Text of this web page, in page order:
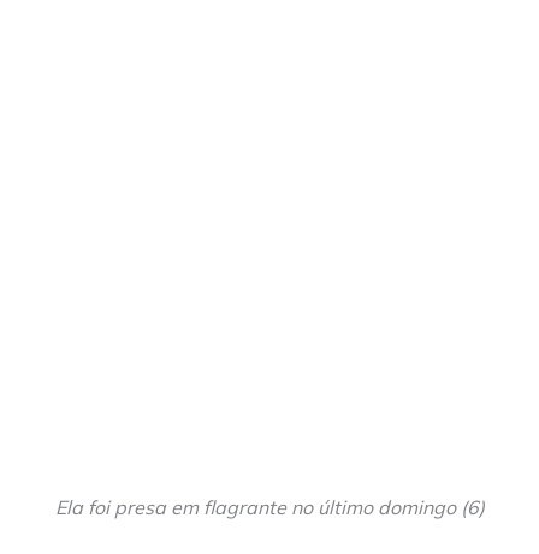
Ela foi presa em flagrante no último domingo (6)